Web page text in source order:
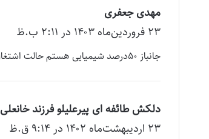
مهدی جعفری
ف
ت
۲۳ فروردین‌ماه ۱۴۰۳ در ۲:۱۱ ب.ظ
جانباز ۵۰درصد شیمیایی هستم حالت اشتغال غیر قادر به کار،ماده ۳۸ مستمری بگیر سپاه ،چگونه پاداش پایان خدمت بگیرم
دلکش طائفه ای پیرعلیلو فرزند خانعلی
۲۳ اردیبهشت‌ماه ۱۴۰۲ در ۹:۱۴ ق.ظ